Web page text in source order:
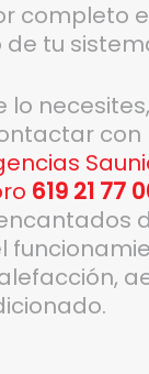
completo
tu
lo
con
619 21 77